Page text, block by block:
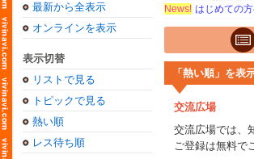
最新から全表示
オンラインを表示
表示切替
リストで見る
トピックで見る
熱い順
レス待ち順
News! はじめての
「熱い順」を表
交流広場
交流広場では、
ご登録は無料で